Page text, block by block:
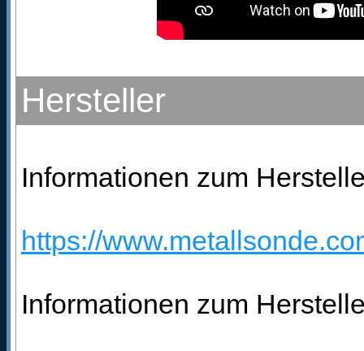
Hersteller
Informationen zum
https://
Informationen zum